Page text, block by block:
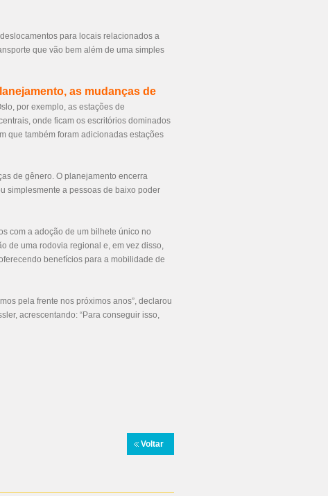
para locais relacionados a
que vão bem além de uma simples
as mudanças de
por exemplo, as estações de
onde ficam os escritórios dominados
que também foram adicionadas estações
de gênero. O planejamento encerra
simplesmente a pessoas de baixo poder
com a adoção de um bilhete único no
de uma rodovia regional e, em vez disso,
benefícios para a mobilidade de
pela frente nos próximos anos”, declarou
acrescentando: “Para conseguir isso,
Voltar